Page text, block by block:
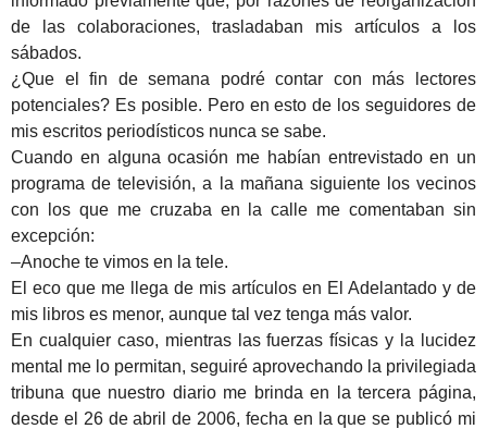
de las colaboraciones, trasladaban mis artículos a los
sábados.
¿Que el fin de semana podré contar con más lectores
potenciales? Es posible. Pero en esto de los seguidores de
mis escritos periodísticos nunca se sabe.
Cuando en alguna ocasión me habían entrevistado en un
programa de televisión, a la mañana siguiente los vecinos
con los que me cruzaba en la calle me comentaban sin
excepción:
–Anoche te vimos en la tele.
El eco que me llega de mis artículos en El Adelantado y de
mis libros es menor, aunque tal vez tenga más valor.
En cualquier caso, mientras las fuerzas físicas y la lucidez
mental me lo permitan, seguiré aprovechando la privilegiada
tribuna que nuestro diario me brinda en la tercera página,
desde el 26 de abril de 2006, fecha en la que se publicó mi